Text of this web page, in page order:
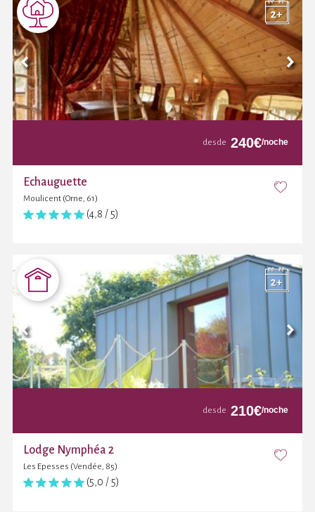
desde 240€/noche
Echauguette
Moulicent (Orne, 61)
(4,8 / 5)
desde 210€/noche
Lodge Nymphéa 2
Les Epesses (Vendée, 85)
(5,0 / 5)